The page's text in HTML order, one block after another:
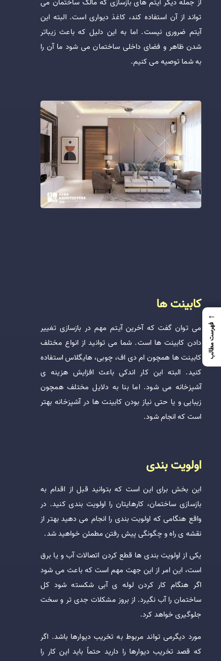
از جمله دیگر آیتم های بازسازی که مالک ساختمان می
تواند از آن استفاده کند، کاغذ دیواری است. البته این
آیتم ضروری نیست. اما به این دلیل که باعث زیباتر
شدن ظاهر و فضای داخلی ساختمان می شود ما آن را
به شما توصیه می کنیم.
کابینت ها
می توان گفت که آخرین آیتم مهم در بازسازی تغییر
دادن کابینت ها است. شما می توانید از انواع مختلف
کابینت ها همچون ام دی اف، چوبی، هایگلاس استفاده
کنید. البته این کار اندکی باعث افزایش هزینه ی
آشپزخانه می شود. اما بنا به دلایل مختلف همچون
زیبایی و یا حتی نیاز بودن کابینت ها در آشپزخانه بهتر
است که انجام شود.
اولویت بندی
این بخش برای این است که بتوانید قبل از اقدام به
بازسازی ساختمان، کارهایتان را اولویت بندی کنید. در
واقع هنگامی که اولویت بندی را انجام می دهید بهتر از
نقشه ی راه و چگونگی پیش رفتن مطمئن خواهید شد.
یکی از اولویت بندی ها قطع کردن اتصالات آب و یا برق
است، این امر از این جهت مهم است که باعث می شود
اگر هنگام کار کردن لوله ی آبی شکسته شود کل
ساختمان را آب نگیرد. از بروز مشکلات جدی تر و سخت
جلوگیری خواهد کرد.
مورد دیگرمی تواند مربوط به تخریب دیوارها باشد. اگر
که قصد تخریب دیوارها را دارید حتماً باید این کار را
←
فهرست مطالب